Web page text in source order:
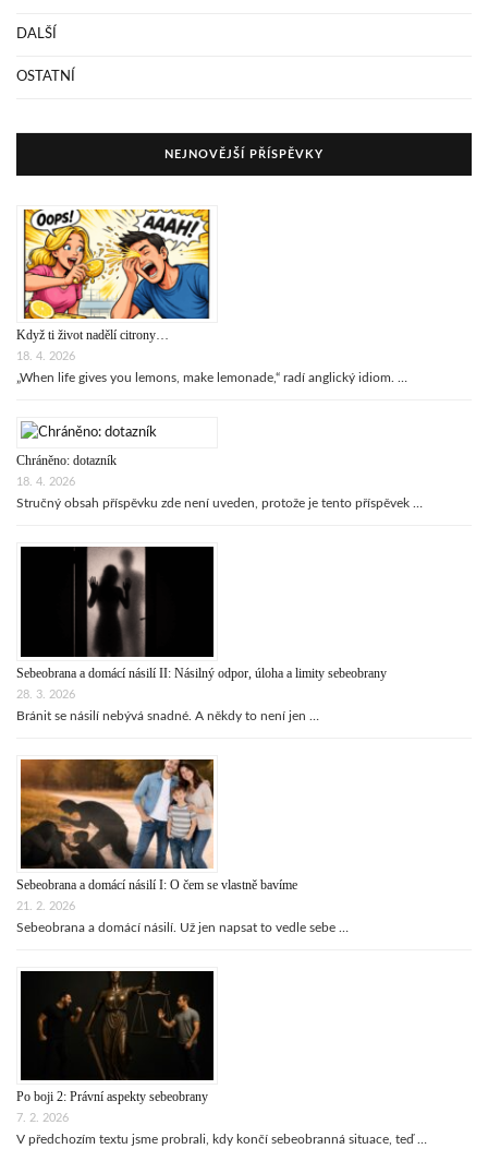
DALŠÍ
OSTATNÍ
NEJNOVĚJŠÍ PŘÍSPĚVKY
Když ti život nadělí citrony…
18. 4. 2026
„When life gives you lemons, make lemonade,“ radí anglický idiom. …
Chráněno: dotazník
18. 4. 2026
Stručný obsah příspěvku zde není uveden, protože je tento příspěvek …
Sebeobrana a domácí násilí II: Násilný odpor, úloha a limity sebeobrany
28. 3. 2026
Bránit se násilí nebývá snadné. A někdy to není jen …
Sebeobrana a domácí násilí I: O čem se vlastně bavíme
21. 2. 2026
Sebeobrana a domácí násilí. Už jen napsat to vedle sebe …
Po boji 2: Právní aspekty sebeobrany
7. 2. 2026
V předchozím textu jsme probrali, kdy končí sebeobranná situace, teď …